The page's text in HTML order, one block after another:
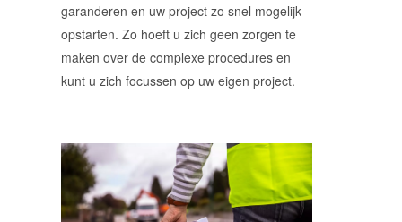
garanderen en uw project zo snel mogelijk
opstarten. Zo hoeft u zich geen zorgen te
maken over de complexe procedures en
kunt u zich focussen op uw eigen project.